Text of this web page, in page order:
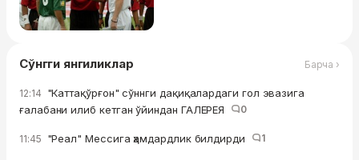
Сўнгги янгиликлар Барча ›
12:14 "Каттақўрғон" сўннги дақиқалардаги гол эвазига
ғалабани илиб кетган ўйиндан ГАЛЕРЕЯ
0
11:45 "Реал" Мессига ҳамдардлик билдирди 1